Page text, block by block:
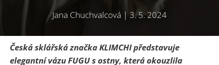
Jana Chuchvalcová | 3. 5. 2024
Česká sklářská značka KLIMCHI představuje
elegantní vázu FUGU s ostny, která okouzlila